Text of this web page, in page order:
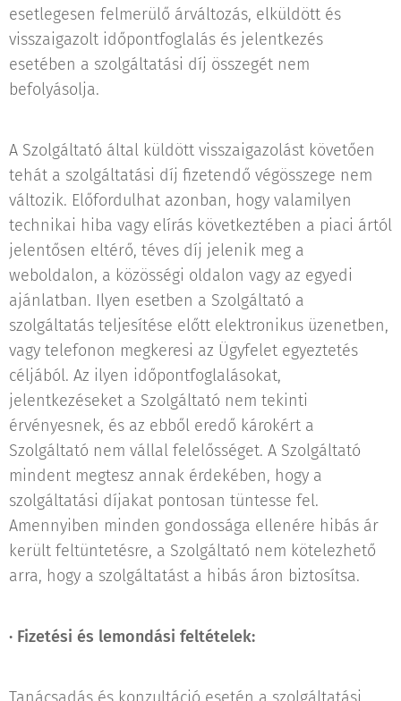
esetlegesen felmerülő árváltozás, elküldött és
visszaigazolt időpontfoglalás és jelentkezés
esetében a szolgáltatási díj összegét nem
befolyásolja.
A Szolgáltató által küldött visszaigazolást követően
tehát a szolgáltatási díj fizetendő végösszege nem
változik. Előfordulhat azonban, hogy valamilyen
technikai hiba vagy elírás következtében a piaci ártól
jelentősen eltérő, téves díj jelenik meg a
weboldalon, a közösségi oldalon vagy az egyedi
ajánlatban. Ilyen esetben a Szolgáltató a
szolgáltatás teljesítése előtt elektronikus üzenetben,
vagy telefonon megkeresi az Ügyfelet egyeztetés
céljából. Az ilyen időpontfoglalásokat,
jelentkezéseket a Szolgáltató nem tekinti
érvényesnek, és az ebből eredő károkért a
Szolgáltató nem vállal felelősséget. A Szolgáltató
mindent megtesz annak érdekében, hogy a
szolgáltatási díjakat pontosan tüntesse fel.
Amennyiben minden gondossága ellenére hibás ár
került feltüntetésre, a Szolgáltató nem kötelezhető
arra, hogy a szolgáltatást a hibás áron biztosítsa.
· Fizetési és lemondási feltételek: